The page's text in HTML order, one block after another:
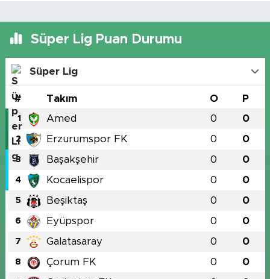
Süper Lig Puan Durumu
Süper Lig
# Takım O P
1 Amed 0 0
2 Erzurumspor FK 0 0
3 Başakşehir 0 0
4 Kocaelispor 0 0
5 Beşiktaş 0 0
6 Eyüpspor 0 0
7 Galatasaray 0 0
8 Çorum FK 0 0